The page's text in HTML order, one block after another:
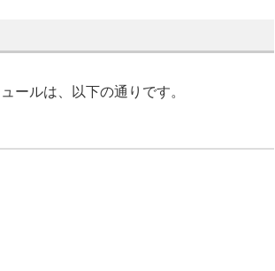
ールは、以下の通りです。